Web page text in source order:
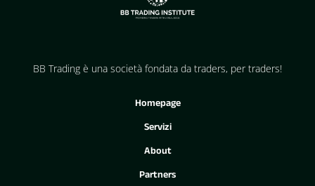
BB Trading è una società fondata da traders, per traders!
Homepage
Servizi
About
Partners